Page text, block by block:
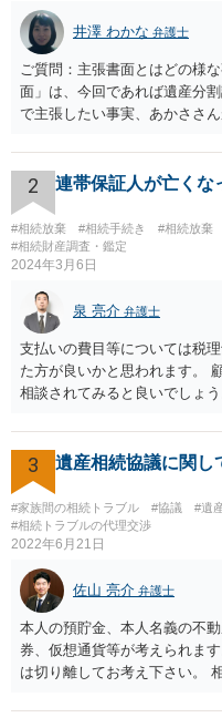
井澤 わかな 弁護士
ご質問：主張書面とはどの様
面」は、今回であれば遺産分
で主張したい事実、あかささ
ります。 もし、主張したい
資料を持っているようであれ
し、お姉さんに見られたくな
望に関する申出書」と共に提
いた方が良い事と書かない方
立ての趣旨」のところに書い
ば、まずそれを書くとよいで
なぜ調停を申し立てたのか(例
決裂した、など)や亡くなった
きさつなどが書かれていると
うと感じるところは、どのよ
の他、お姉さんの申立書には
った等)、それも書くとよい
産分割に関係ない(と思われる)
す(あくまで遺産分割に関係す
の方に事情を理解してもらいや
2 連帯保証人が亡くな
#相続放棄 #相続手続き #相続放棄
#相続財産調査・鑑定
2024年3月6日
泉 亮介 弁護士
支払いの費目等については税
た方が良いかと思われます。
相談されてみると良いでしょう
3 遺産相続協議に関し
#家族間の相続トラブル #協議 #遺
#相続トラブルの代理交渉
2022年6月21日
佐山 亮介 弁護士
本人の預貯金、本人名義の不
券、仮想通貨等が考えられま
は切り離してお考え下さい。
意に開示を求め、応じなけれ